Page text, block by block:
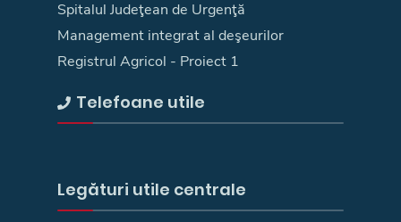
Spitalul Judeţean de Urgenţă
Management integrat al deşeurilor
Registrul Agricol - Proiect 1
Telefoane utile
Legături utile centrale